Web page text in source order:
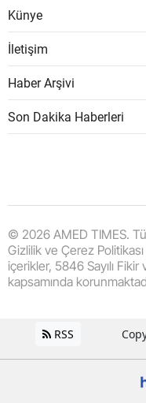
Künye
İletişim
Haber Arşivi
Son Dakika Haberleri
© 2026 AMED TIMES.
Gizlilik ve Çerez
içerikler, 5846 Sayılı
kapsamında
RSS